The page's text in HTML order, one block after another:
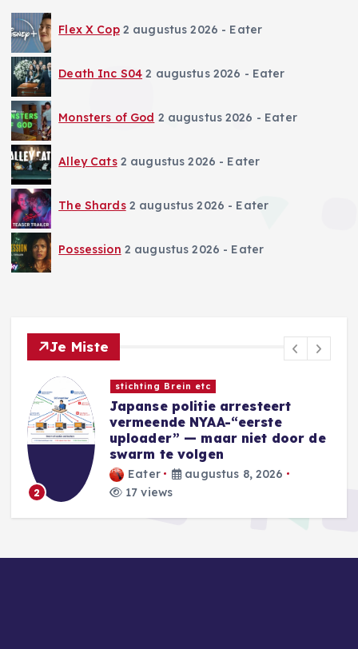
Flex X Cop 2 augustus 2026 - Eater
Death Inc S04 2 augustus 2026 - Eater
Monsters of God 2 augustus 2026 - Eater
Alley Cats 2 augustus 2026 - Eater
The Shards 2 augustus 2026 - Eater
Possession 2 augustus 2026 - Eater
Je Miste
3
Nieuwe Games
Sins of a Solar Empire II:
Harbinger introduceert nieuwe
Eidolon-factie
Blackwell
augustus 8, 2026
27 views